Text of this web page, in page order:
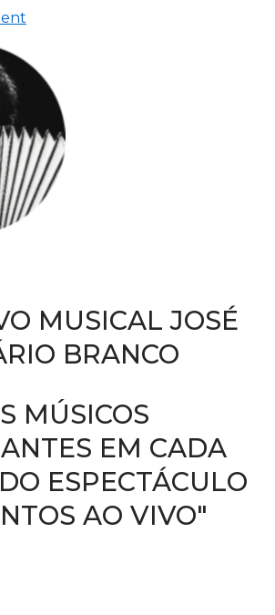
MUSICAL JOSÉ
BRANCO
MÚSICOS
EM CADA
ESPECTÁCULO
AO VIVO"